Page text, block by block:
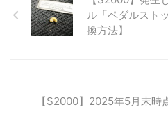
ル「ペダルスト
換方法】
【S2000】2025年5月末時